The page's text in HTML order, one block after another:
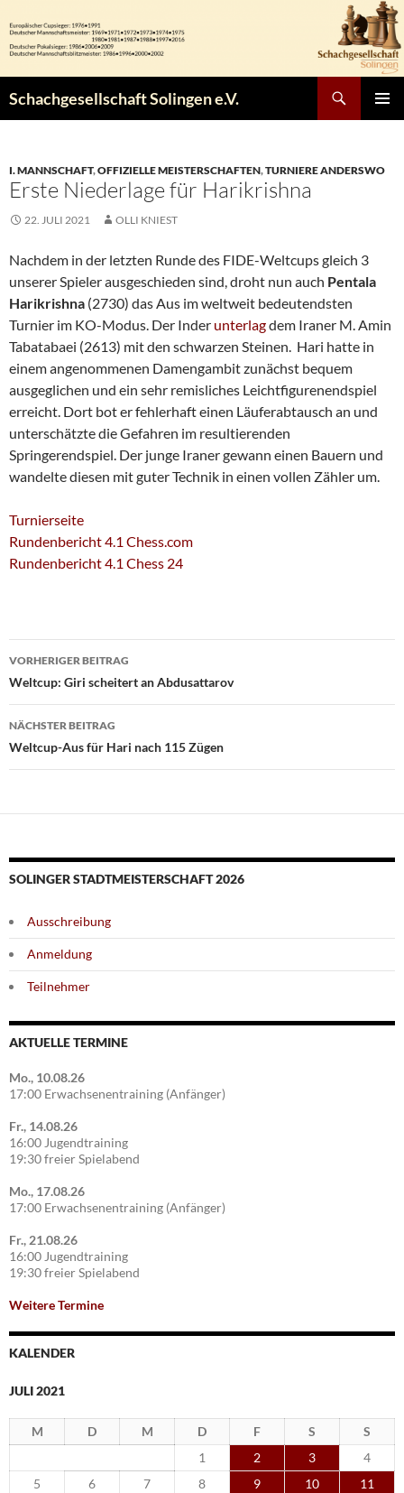
Inhalt
springen
Schachgesellschaft Solingen e.V.
I. MANNSCHAFT,OFFIZIELLE MEISTERSCHAFTEN,TURNIERE ANDERSWO
Erste Niederlage für Harikrishna
22. JULI 2021 OLLI KNIEST
Nachdem in der letzten Runde des FIDE-Weltcups gleich 3
unserer Spieler ausgeschieden sind, droht nun auch Pentala
Harikrishna (2730) das Aus im weltweit bedeutendsten
Turnier im KO-Modus. Der Inder unterlagdem Iraner M. Amin
Tabatabaei (2613) mit den schwarzen Steinen. Hari hatte in
einem angenommenen Damengambit zunächst bequem
ausgeglichen und ein sehr remisliches Leichtfigurenendspiel
erreicht. Dort bot er fehlerhaft einen Läuferabtausch an und
unterschätzte die Gefahren im resultierenden
Springerendspiel. Der junge Iraner gewann einen Bauern und
wandelte diesen mit guter Technik in einen vollen Zähler um.
Turnierseite
Rundenbericht 4.1 Chess.com
Rundenbericht 4.1 Chess 24
Beitragsnavigation
VORHERIGER BEITRAG
Weltcup: Giri scheitert an Abdusattarov
NÄCHSTER BEITRAG
Weltcup-Aus für Hari nach 115 Zügen
SOLINGER STADTMEISTERSCHAFT 2026
Ausschreibung
Anmeldung
Teilnehmer
AKTUELLE TERMINE
Mo., 10.08.26
17:00 Erwachsenentraining (Anfänger)
Fr., 14.08.26
16:00 Jugendtraining
19:30 freier Spielabend
Mo., 17.08.26
17:00 Erwachsenentraining (Anfänger)
Fr., 21.08.26
16:00 Jugendtraining
19:30 freier Spielabend
Weitere Termine
KALENDER
JULI 2021
M D M D F S
S
1
2 3
4
5
6 7 8 9 10
11